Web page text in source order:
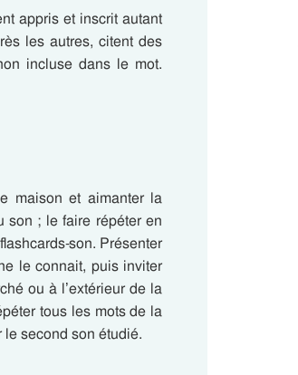
appris et inscrit autant
les autres, citent des
incluse dans le mot.
maison et aimanter la
; le faire répéter en
son. Présenter
le connait, puis inviter
ou à l’extérieur de la
tous les mots de la
second son étudié.